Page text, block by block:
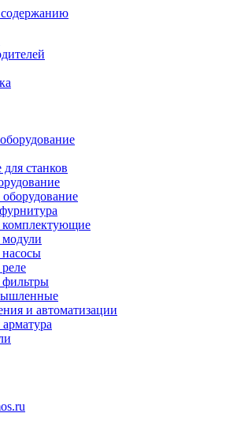
станков
и автоматизации